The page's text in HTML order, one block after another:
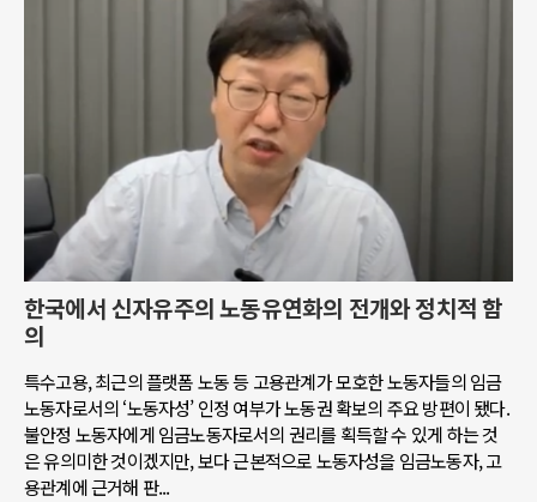
한국에서 신자유주의 노동유연화의 전개와 정치적 함
의
특수고용, 최근의 플랫폼 노동 등 고용관계가 모호한 노동자들의 임금
노동자로서의 ‘노동자성’ 인정 여부가 노동권 확보의 주요 방편이 됐다.
불안정 노동자에게 임금노동자로서의 권리를 획득할 수 있게 하는 것
은 유의미한 것이겠지만, 보다 근본적으로 노동자성을 임금노동자, 고
용관계에 근거해 판...